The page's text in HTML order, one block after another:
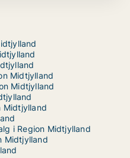
Midtjylland
Midtjylland
Midtjylland
i Region Midtjylland
Midtjylland